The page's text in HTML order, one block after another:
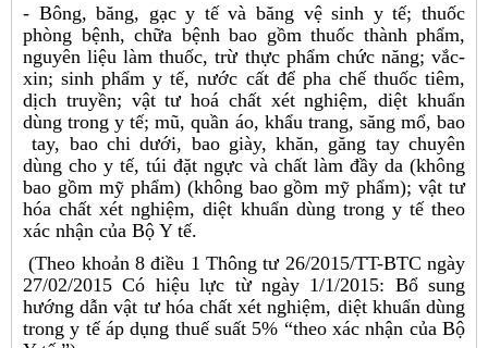
- Bông, băng, gạc y tế và băng vệ sinh y tế; thuốc
phòng bệnh, chữa bệnh bao gồm thuốc thành phẩm,
nguyên liệu làm thuốc, trừ thực phẩm chức năng; vắc-
xin; sinh phẩm y tế, nước cất để pha chế thuốc tiêm,
dịch truyền; vật tư hoá chất xét nghiệm, diệt khuẩn
dùng trong y tế; mũ, quần áo, khẩu trang, săng mổ, bao
tay, bao chi dưới, bao giày, khăn, găng tay chuyên
dùng cho y tế, túi đặt ngực và chất làm đầy da (không
bao gồm mỹ phẩm) (không bao gồm mỹ phẩm); vật tư
hóa chất xét nghiệm, diệt khuẩn dùng trong y tế theo
xác nhận của Bộ Y tế.
(Theo khoản 8 điều 1 Thông tư 26/2015/TT-BTC ngày
27/02/2015 Có hiệu lực từ ngày 1/1/2015: Bổ sung
hướng dẫn vật tư hóa chất xét nghiệm, diệt khuẩn dùng
trong y tế áp dụng thuế suất 5% “theo xác nhận của Bộ